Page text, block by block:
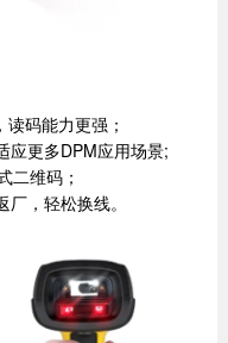
码能力更强；
应更多DPM应用场景;
二维码；
，轻松换线。